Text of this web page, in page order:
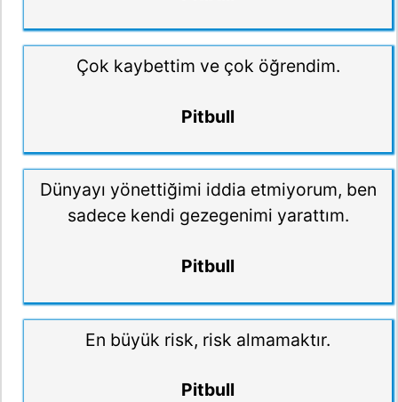
Çok kaybettim ve çok öğrendim.
Pitbull
Dünyayı yönettiğimi iddia etmiyorum, ben
sadece kendi gezegenimi yarattım.
Pitbull
En büyük risk, risk almamaktır.
Pitbull